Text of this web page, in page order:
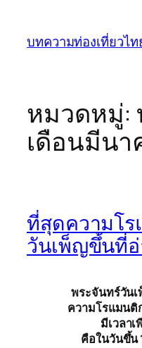
บทความท่องเที่ยวไท
หมวดหมู่:
เดือนมีนา
ที่สุดความโ
วันเพ็ญขึ้นที่
พระจันทร์วัน
ความโรแมนติ
มีเวลา
คือในวันขึ้น